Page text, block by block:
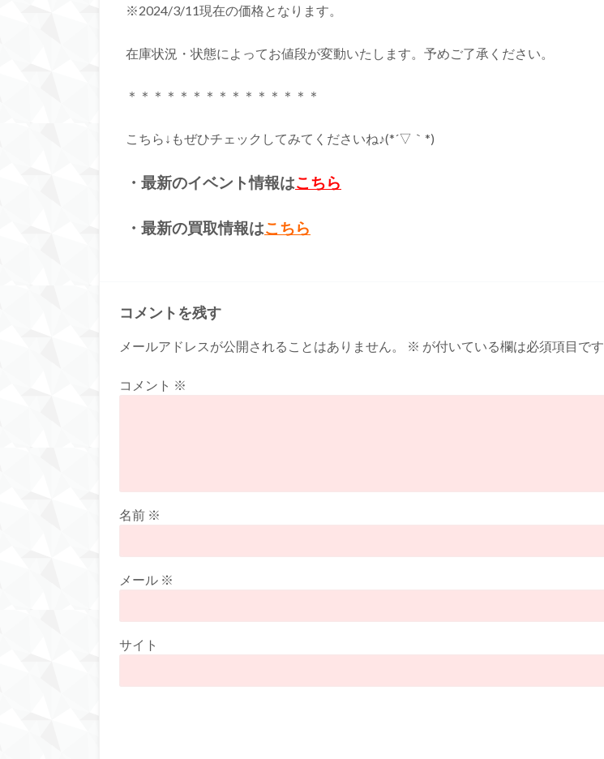
※2024/3/11現在の価格となります。
在庫状況・状態によってお値段が変動いたします。予めご了承ください。
＊＊＊＊＊＊＊＊＊＊＊＊＊＊＊
こちら↓もぜひチェックしてみてくださいね♪(*´▽｀*)
・最新のイベント情報はこちら
・最新の買取情報はこちら
コメントを残す
メールアドレスが公開されることはありません。 ※ が付いている欄は必須項目です
コメント ※
名前 ※
メール ※
サイト